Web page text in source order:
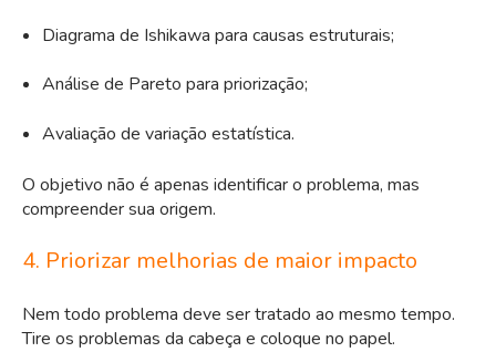
Diagrama de Ishikawa para causas estruturais;
Análise de Pareto para priorização;
Avaliação de variação estatística.
O objetivo não é apenas identificar o problema, mas
compreender sua origem.
4. Priorizar melhorias de maior impacto
Nem todo problema deve ser tratado ao mesmo tempo.
Tire os problemas da cabeça e coloque no papel.